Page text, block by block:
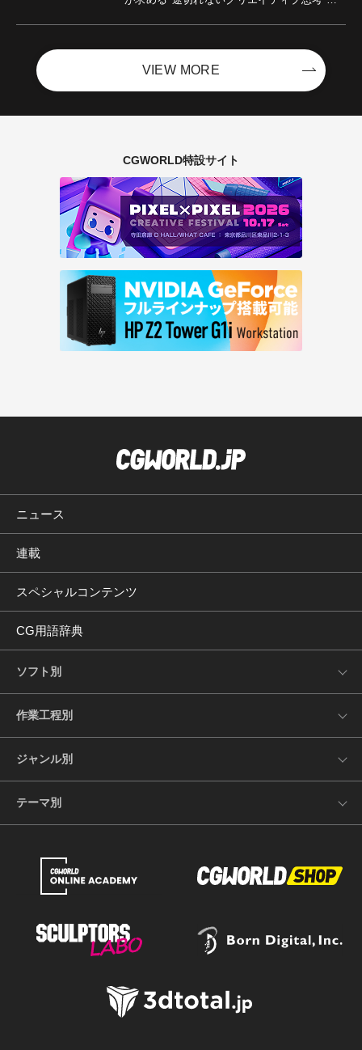
VIEW MORE
CGWORLD特設サイト
ニュース
連載
スペシャルコンテンツ
CG用語辞典
ソフト別
作業工程別
ジャンル別
テーマ別